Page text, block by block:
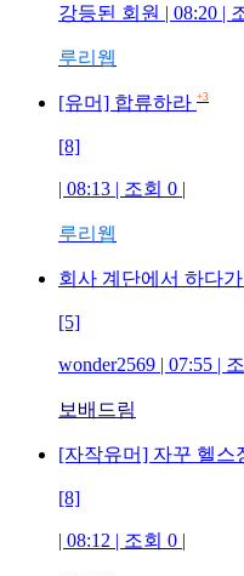
강등된 회원 | 08:20 |
루리웹
[유머] 합류하라 +3
[8]
| 08:13 | 조회 0 |
루리웹
회사 계단에서 하다
[5]
wonder2569 | 07:55 |
보배드림
[자작유머] 자꾸 헬스
[8]
| 08:12 | 조회 0 |